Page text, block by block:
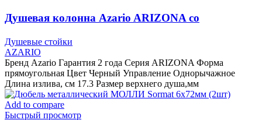
Душевая колонна Azario ARIZONA со
прямоугольная, черный
Душевые стойки
AZARIO
Бренд Azario Гарантия 2 года Серия ARIZONA Форма
прямоугольная Цвет Черный Управление Однорычажное
Длина излива, см 17.3 Размер верхнего душа,мм
Add to compare
Быстрый просмотр